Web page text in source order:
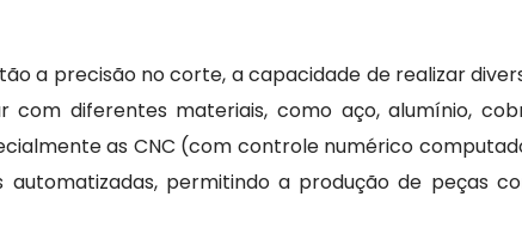
a precisão no corte, a capacidade de realizar
com diferentes materiais, como aço, alumínio,
as CNC (com controle numérico
permitindo a produção de peças